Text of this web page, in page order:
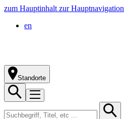
zum Hauptinhalt zur Hauptnavigation
en
Standorte